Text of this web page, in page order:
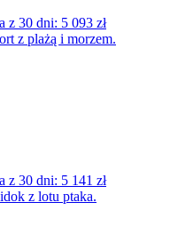
z 30 dni: 5 093 zł
z 30 dni: 5 141 zł